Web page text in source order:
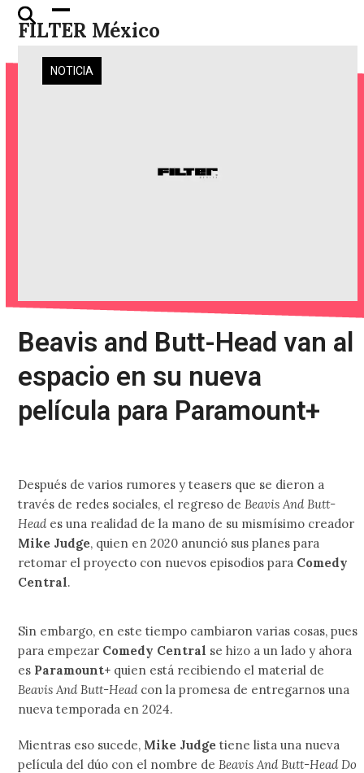
Skip
FILTER México
Open
mobile
menu
Close
mobile
menu
NOTICIA
Beavis and Butt-Head van al
espacio en su nueva
película para Paramount+
Después de varios rumores y teasers que se dieron a
través de redes sociales, el regreso de Beavis And Butt-
Head es una realidad de la mano de su mismísimo creador
Mike Judge, quien en 2020 anunció sus planes para
retomar el proyecto con nuevos episodios para Comedy
Central.
Sin embargo, en este tiempo cambiaron varias cosas, pues
para empezar Comedy Central se hizo a un lado y ahora
es Paramount+ quien está recibiendo el material de
Beavis And Butt-Head con la promesa de entregarnos una
nueva temporada en 2024.
Mientras eso sucede, Mike Judgetiene lista una nueva
película del dúo con el nombre de Beavis And Butt-Head Do